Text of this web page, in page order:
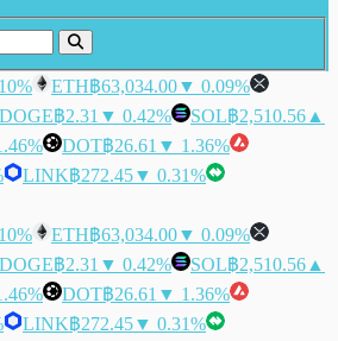
ETH฿63,034.00▼ 0.09%
DOGE฿2.31 ▼ 0.42% SOL฿2,510.56 ▲
DOT฿26.61 ▼ 1.36%
LINK฿272.45▼ 0.31%
ETH฿63,034.00▼ 0.09%
DOGE฿2.31 ▼ 0.42% SOL฿2,510.56 ▲
DOT฿26.61 ▼ 1.36%
LINK฿272.45▼ 0.31%